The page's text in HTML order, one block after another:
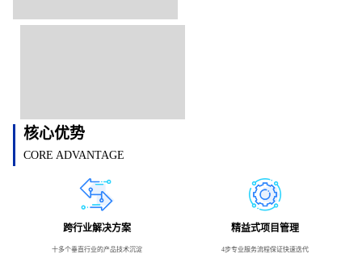
核心优势
CORE ADVANTAGE
跨行业解决方案
十多个垂直行业的产品技术沉淀
精益式项目管理
4步专业服务流程保证快速迭代